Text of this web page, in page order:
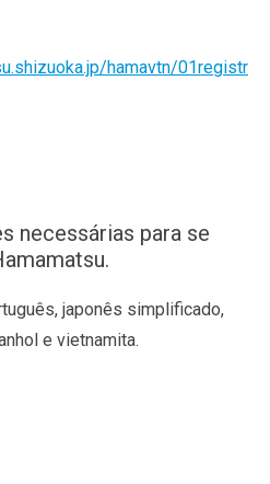
hamavtn/01registr
necessárias para se
japonês simplificado,
e vietnamita.